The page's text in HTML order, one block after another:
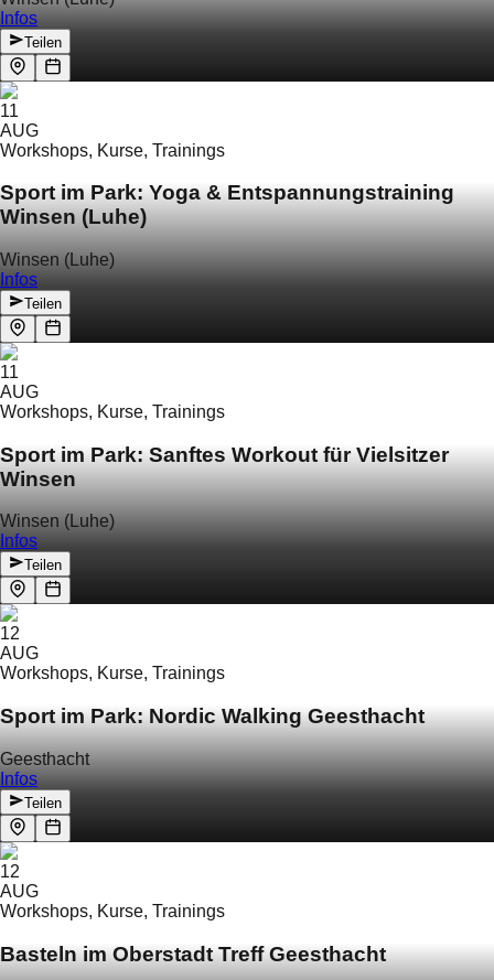
Infos
Teilen
11
AUG
Workshops, Kurse, Trainings
Sport im Park: Yoga & Entspannungstraining
Winsen (Luhe)
Winsen (Luhe)
Infos
Teilen
11
AUG
Workshops, Kurse, Trainings
Sport im Park: Sanftes Workout für Vielsitzer
Winsen
Winsen (Luhe)
Infos
Teilen
12
AUG
Workshops, Kurse, Trainings
Sport im Park: Nordic Walking Geesthacht
Geesthacht
Infos
Teilen
12
AUG
Workshops, Kurse, Trainings
Basteln im Oberstadt Treff Geesthacht